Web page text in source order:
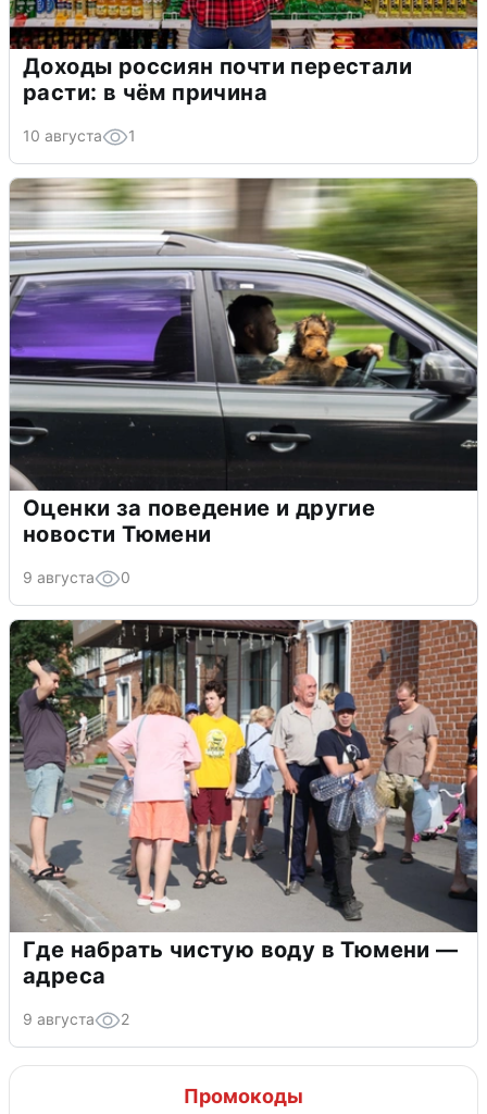
Доходы россиян почти перестали
расти: в чём причина
10 августа 1
Оценки за поведение и другие
новости Тюмени
9 августа 0
Где набрать чистую воду в Тюмени —
адреса
9 августа 2
Промокоды